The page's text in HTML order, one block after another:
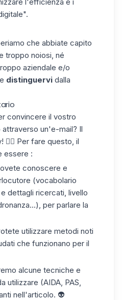
che abbiate capito
troppo noiosi, né
aziendale e/o
distinguervi dalla
convincere il vostro
un'e-mail? Il
✍🏼 Per fare questo, il
essere :
conoscere e
(vocabolario
dettagli ricercati, livello
per parlare la
utilizzare metodi noti
che funzionano per il
alcune tecniche e
utilizzare (AIDA, PAS,
nell'articolo. 👽